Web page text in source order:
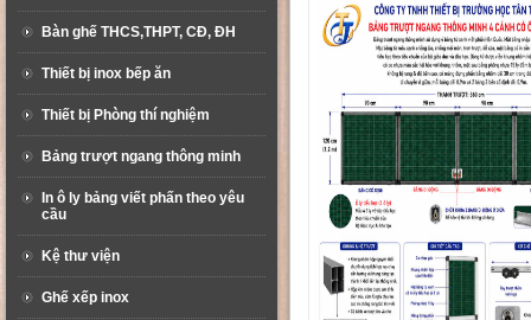
Bàn ghế THCS,THPT, CĐ, ĐH
Thiết bị inox bếp ăn
Thiết bị Phòng thí nghiệm
Bảng trượt ngang thông minh
In ô ly bảng viết phấn theo yêu
cầu
Kệ thư viện
Ghế xếp inox